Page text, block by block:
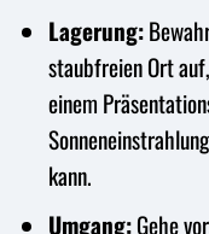
Lagerung:
staubfreien Ort
einem
kann.
Umgang:Gehe